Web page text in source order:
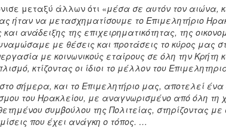
μεταξύ άλλων ότι «μέσα σε αυτόν τον αιώνα,
ήταν να μετασχηματίσουμε το Επιμελητήριο
ανάδειξης της επιχειρηματικότητας, της
με θέσεις και προτάσεις το κύρος μας
με κοινωνικούς εταίρους σε όλη την
κτίζοντας οι ίδιοι το μέλλον του
σήμερα, και το Επιμελητήριο μας, αποτελεί ένα
του Ηρακλείου, με αναγνωρισμένο από όλη
συμβούλου της Πολιτείας, στηρίζοντας
που έχει ανάγκη ο τόπος. …